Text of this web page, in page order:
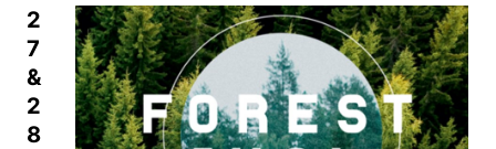
2
7
&
2
8